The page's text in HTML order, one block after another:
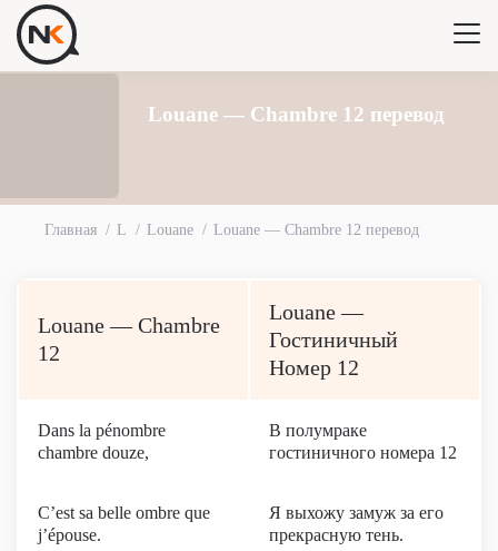
Louane — Chambre 12 перевод
Главная L Louane Louane — Chambre 12 перевод
Louane — Chambre
12
Louane —
Гостиничный
Номер 12
Dans la pénombre
chambre douze,
В полумраке
гостиничного номера 12
C’est sa belle ombre que
j’épouse.
Я выхожу замуж за его
прекрасную тень.